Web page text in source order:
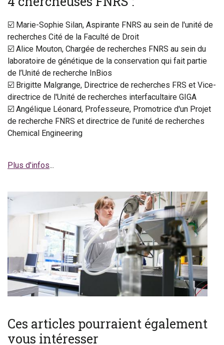
☑️ Marie-Sophie Silan, Aspirante FNRS au sein de l'unité de
recherches Cité de la Faculté de Droit
☑️ Alice Mouton, Chargée de recherches FNRS au sein du
laboratoire de génétique de la conservation qui fait partie
de l’Unité de recherche InBios
☑️ Brigitte Malgrange, Directrice de recherches FRS et Vice-
directrice de l'Unité de recherches interfacultaire GIGA
☑️ Angélique Léonard, Professeure, Promotrice d'un Projet
de recherche FNRS et directrice de l’unité de recherches
Chemical Engineering
Plus d'infos...
Ces articles pourraient également
vous intéresser